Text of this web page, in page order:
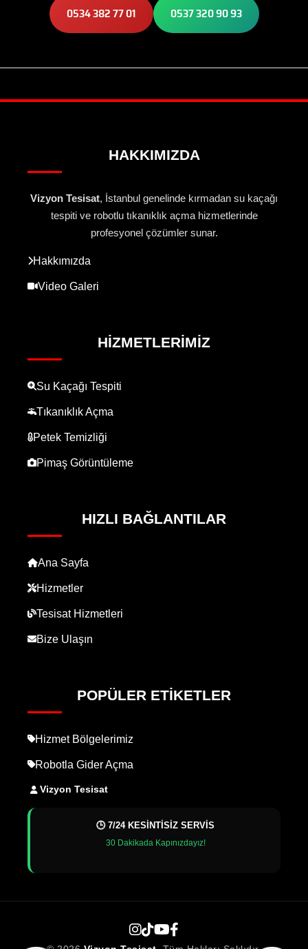
0534 382 77 01 0537 320 90 93
HAKKIMIZDA
Vizyon Tesisat, İstanbul genelinde kırmadan su kaçağı
tespiti ve robotlu tıkanıklık açma hizmetlerinde
profesyonel çözümler sunar.
Hakkımızda
Video Galeri
HIZMETLERIMIZ
Su Kaçağı Tespiti
Tıkanıklık Açma
Petek Temizliği
Pimaş Görüntüleme
HIZLI BAĞLANTILAR
Ana Sayfa
Hizmetler
Tesisat Hizmetleri
Bize Ulaşın
POPÜLER ETIKETLER
Hizmet Bölgelerimiz
Robotla Gider Açma
Vizyon Tesisat
🕒 7/24 KESİNTİSİZ SERVİS
30 Dakikada Kapınızdayız!